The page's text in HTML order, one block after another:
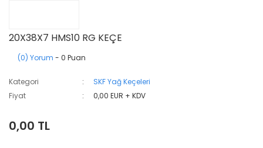
20X38X7 HMS10 RG KEÇE
(0) Yorum - 0 Puan
Kategori
SKF Yağ Keçeleri
Fiyat
0,00 EUR + KDV
0,00 TL